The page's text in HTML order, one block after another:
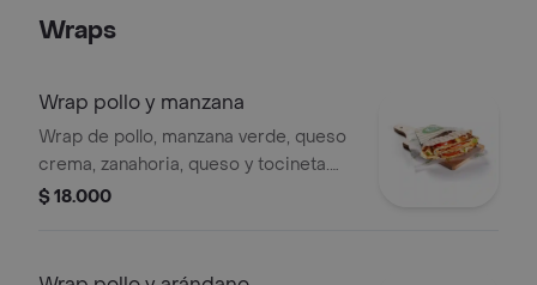
Wraps
Wrap pollo y manzana
Wrap de pollo, manzana verde, queso
crema, zanahoria, queso y tocineta.
nuestras preparaciones se
realizar modificaciones en los
$ 18.000